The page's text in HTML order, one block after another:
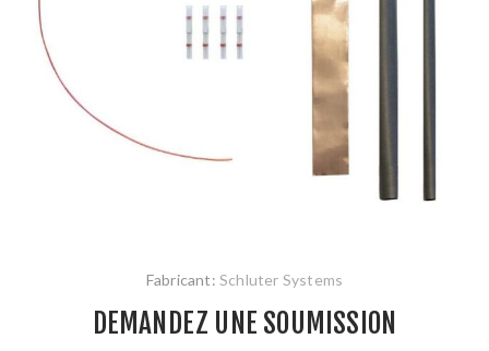
Fabricant: Schluter Systems
DEMANDEZ UNE SOUMISSION